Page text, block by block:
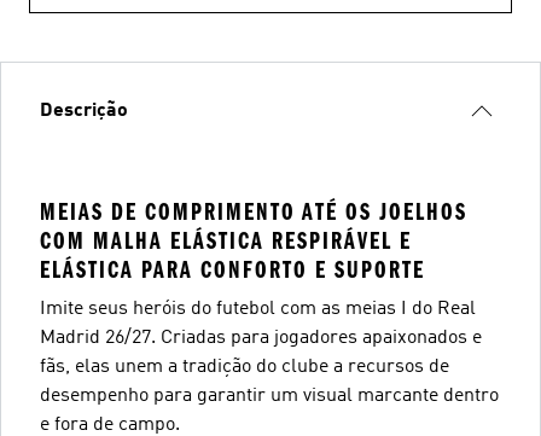
Descrição
MEIAS DE COMPRIMENTO ATÉ OS JOELHOS
COM MALHA ELÁSTICA RESPIRÁVEL E
ELÁSTICA PARA CONFORTO E SUPORTE
Imite seus heróis do futebol com as meias I do Real
Madrid 26/27. Criadas para jogadores apaixonados e
fãs, elas unem a tradição do clube a recursos de
desempenho para garantir um visual marcante dentro
e fora de campo.